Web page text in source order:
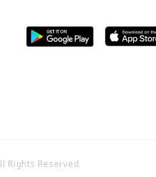
Rights Reserved